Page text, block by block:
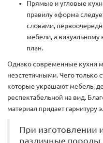
Прямые и угловые
правилу «форма
словами,
мебели, а визуальному
план.
Однако современные кухни
неэстетичными. Чего только
которые украшают мебель,
респектабельной на вид.
материал придает гарнитуру
При изготовлении
различные